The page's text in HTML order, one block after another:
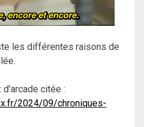
les différentes raisons de
citée :
2024/09/chroniques-